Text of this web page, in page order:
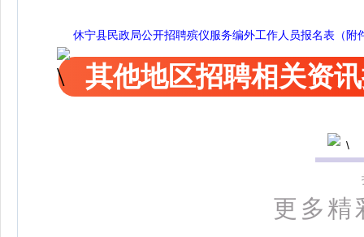
休宁县民政局公开招聘殡仪服务编外工作人员报名表（附
其他地区招聘相关资
更多精